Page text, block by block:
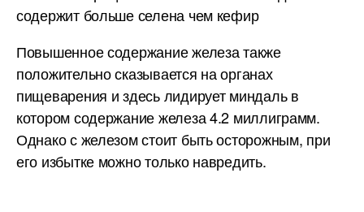
содержит больше селена чем кефир
Повышенное содержание железа также
положительно сказывается на органах
пищеварения и здесь лидирует миндаль в
котором содержание железа 4.2 миллиграмм.
Однако с железом стоит быть осторожным, при
его избытке можно только навредить.